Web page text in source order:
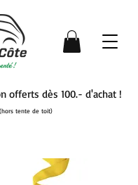
offerts dès 100.- d'achat !
(hors tente de toit)